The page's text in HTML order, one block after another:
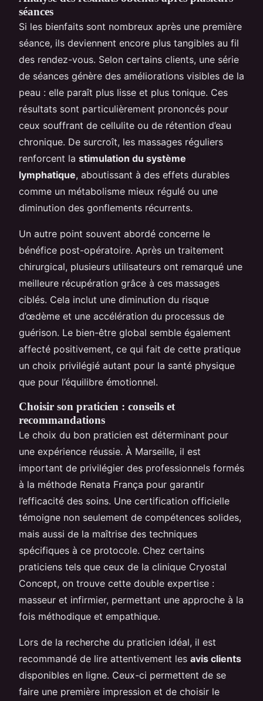
séances
Si les bienfaits sont nombreux après une première
séance, ils deviennent encore plus tangibles au fil
des rendez-vous. Selon certains clients, une série
de séances génère des améliorations visibles de la
peau : elle paraît plus lisse et plus tonique. Ces
résultats sont particulièrement prononcés pour
ceux souffrant de cellulite ou de rétention d’eau
chronique. De surcroît, les massages réguliers
renforcent la stimulation du système
lymphatique, aboutissant à des effets durables
comme un métabolisme mieux régulé ou une
diminution des gonflements récurrents.
Un autre point souvent abordé concerne le
bénéfice post-opératoire. Après un traitement
chirurgical, plusieurs utilisateurs ont remarqué une
meilleure récupération grâce à ces massages
ciblés. Cela inclut une diminution du risque
d’œdème et une accélération du processus de
guérison. Le bien-être global semble également
affecté positivement, ce qui fait de cette pratique
un choix privilégié autant pour la santé physique
que pour l’équilibre émotionnel.
Choisir son praticien : conseils et
recommandations
Le choix du bon praticien est déterminant pour
une expérience réussie. À Marseille, il est
important de privilégier des professionnels formés
à la méthode Renata França pour garantir
l’efficacité des soins. Une certification officielle
témoigne non seulement de compétences solides,
mais aussi de la maîtrise des techniques
spécifiques à ce protocole. Chez certains
praticiens tels que ceux de la clinique Cryostal
Concept, on trouve cette double expertise :
masseur et infirmier, permettant une approche à la
fois méthodique et empathique.
Lors de la recherche du praticien idéal, il est
recommandé de lire attentivement les avis clients
disponibles en ligne. Ceux-ci permettent de se
faire une première impression et de choisir le